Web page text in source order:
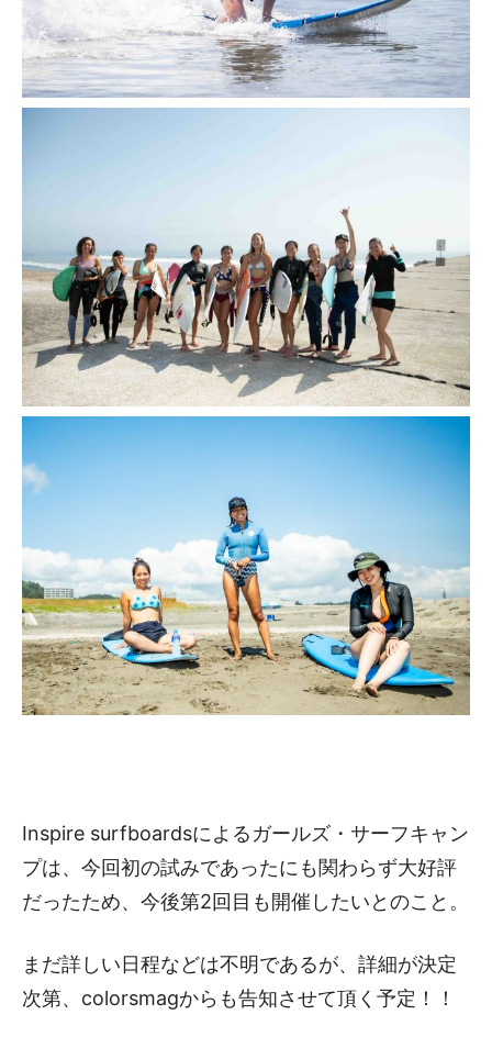
Inspire surfboardsによるガールズ・サーフキャン
プは、今回初の試みであったにも関わらず大好評
だったため、今後第2回目も開催したいとのこと。
まだ詳しい日程などは不明であるが、詳細が決定
次第、colorsmagからも告知させて頂く予定！！